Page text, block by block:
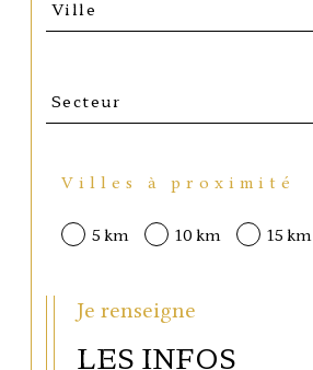
Ville
Secteur
Villes à proximité
5 km 10 km 15 km
Je renseigne
LES INFOS